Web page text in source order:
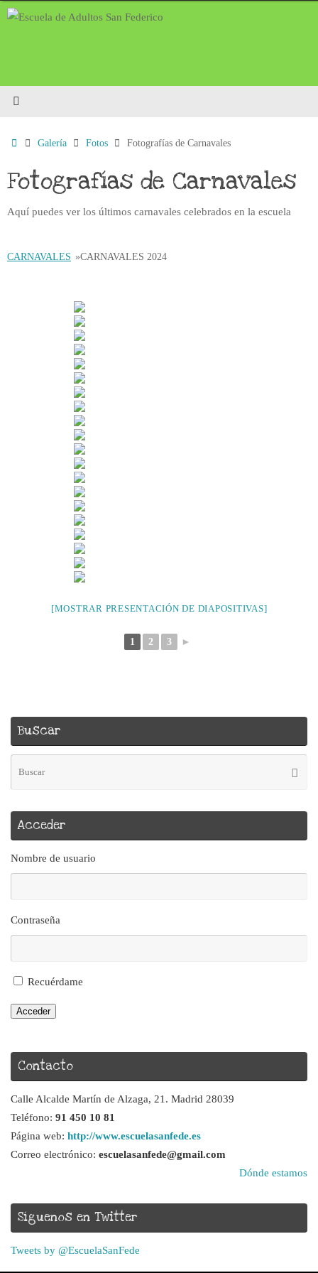
Saltar
InicioGalería Fotos Fotografías de Carnavales
Fotografías de Carnavales
Aquí puedes ver los últimos carnavales celebrados en la escuela
CARNAVALES »CARNAVALES 2024
[MOSTRAR PRESENTACIÓN DE DIAPOSITIVAS]
1 2 3 ►
Buscar
Acceder
Nombre de usuario
Contraseña
Recuérdame
Acceder
Contacto
Calle Alcalde Martín de Alzaga, 21. Madrid 28039
Teléfono: 91 450 10 81
Página web: http://www.escuelasanfede.es
Correo electrónico: escuelasanfede@gmail.com
Dónde estamos
Síguenos en Twitter
Tweets by @EscuelaSanFede